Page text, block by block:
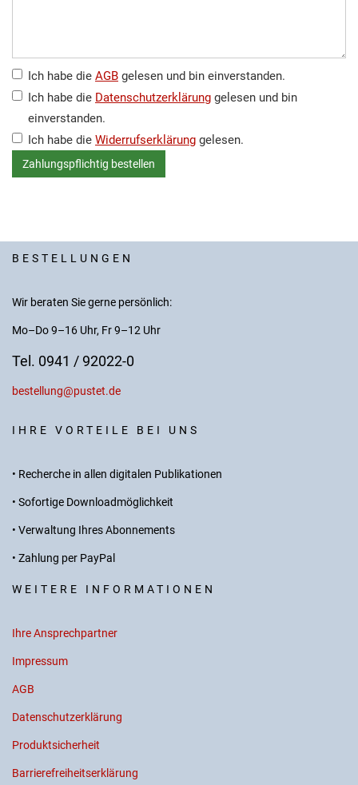
Ich habe die AGB gelesen und bin einverstanden.
Ich habe die Datenschutzerklärung gelesen und bin
einverstanden.
Ich habe die Widerrufserklärung gelesen.
BESTELLUNGEN
Wir beraten Sie gerne persönlich:
Mo–Do 9–16 Uhr, Fr 9–12 Uhr
Tel. 0941 / 92022-0
bestellung@pustet.de
IHRE VORTEILE BEI UNS
• Recherche in allen digitalen Publikationen
• Sofortige Downloadmöglichkeit
• Verwaltung Ihres Abonnements
• Zahlung per PayPal
WEITERE INFORMATIONEN
Ihre Ansprechpartner
Impressum
AGB
Datenschutzerklärung
Produktsicherheit
Barrierefreiheitserklärung